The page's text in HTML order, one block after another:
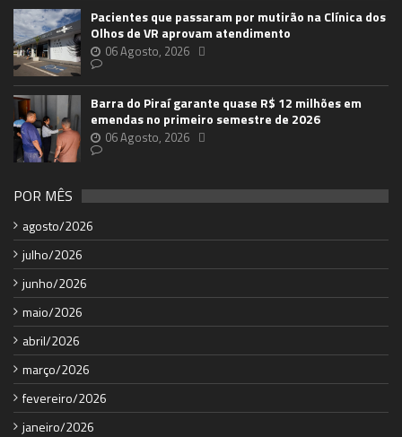
Pacientes que passaram por mutirão na Clínica dos
Olhos de VR aprovam atendimento
06 Agosto, 2026
Barra do Piraí garante quase R$ 12 milhões em
emendas no primeiro semestre de 2026
06 Agosto, 2026
POR MÊS
agosto/2026
julho/2026
junho/2026
maio/2026
abril/2026
março/2026
fevereiro/2026
janeiro/2026